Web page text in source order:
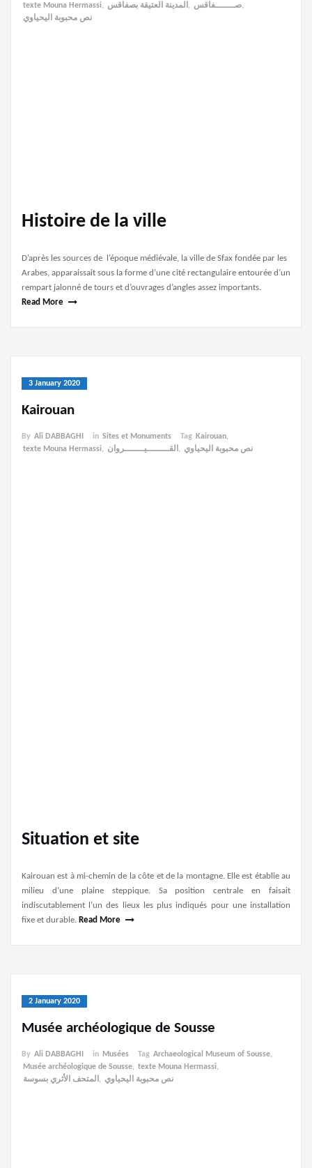
texte Mouna Hermassi, المدينة العتيقة بصفاقس , صـــــــفاقس,
نص محبوبة اليحياوي
Histoire de la ville
D’après les sources de l’époque médiévale, la ville de Sfax fondée par les
Arabes, apparaissait sous la forme d’une cité rectangulaire entourée d’un
rempart jalonné de tours et d’ouvrages d’angles assez importants.
Read More
3 January 2020
Kairouan
By Ali DABBAGHI in Sites et Monuments Tag Kairouan,
texte Mouna Hermassi, القــــــــيـــــــروان , نص محبوبة اليحياوي
Situation et site
Kairouan est à mi-chemin de la côte et de la montagne. Elle est établie au
milieu d’une plaine steppique. Sa position centrale en faisait
indiscutablement l’un des lieux les plus indiqués pour une installation
fixe et durable. Read More
2 January 2020
Musée archéologique de Sousse
By Ali DABBAGHI in Musées Tag Archaeological Museum of Sousse,
Musée archéologique de Sousse, texte Mouna Hermassi,
المتحف الأثري بسوسة , نص محبوبة اليحياوي